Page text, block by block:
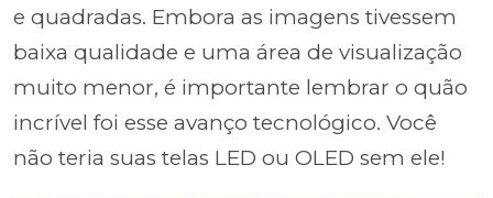
e quadradas. Embora as imagens tivessem
baixa qualidade e uma área de visualização
muito menor, é importante lembrar o quão
incrível foi esse avanço tecnológico. Você
não teria suas telas LED ou OLED sem ele!